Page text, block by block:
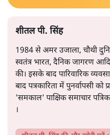
शीतल पी. सिंह
1984 से अमर उजाला, चौथी
स्वतंत्र भारत, दैनिक जागरण
की। इसके बाद पारिवारिक
बाद पत्रकारिता में पुनर्वापसी
'समकाल' पाक्षिक समाचार
।